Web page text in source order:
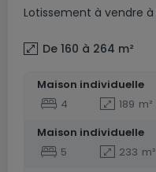
Lotissement à vendre à
De 160 à 264 m²
Maison individuelle
4
189 m²
Maison individuelle
5
233 m²